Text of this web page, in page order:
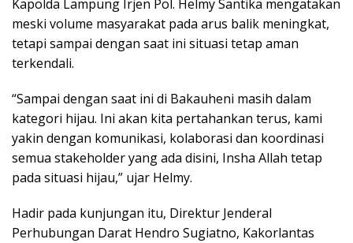
Kapolda Lampung Irjen Pol. Helmy Santika mengatakan
meski volume masyarakat pada arus balik meningkat,
tetapi sampai dengan saat ini situasi tetap aman
terkendali.
“Sampai dengan saat ini di Bakauheni masih dalam
kategori hijau. Ini akan kita pertahankan terus, kami
yakin dengan komunikasi, kolaborasi dan koordinasi
semua stakeholder yang ada disini, Insha Allah tetap
pada situasi hijau,” ujar Helmy.
Hadir pada kunjungan itu, Direktur Jenderal
Perhubungan Darat Hendro Sugiatno, Kakorlantas